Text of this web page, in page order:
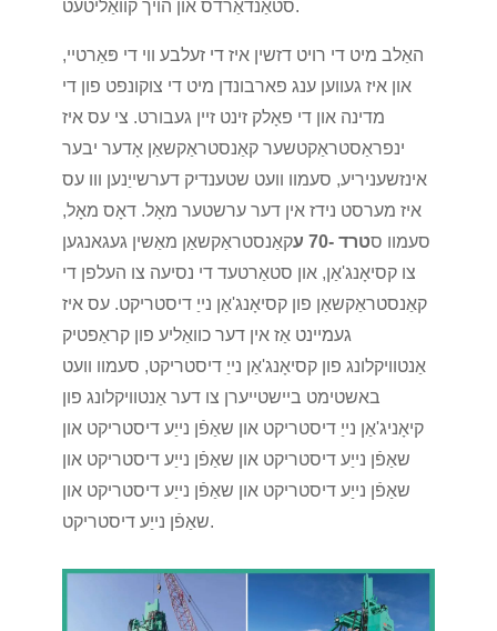
סטאַנדאַרדס און הויך קוואַליטעט.
האַלב מיט די רויט דזשין איז די זעלבע ווי די פּאַרטיי,
און איז געווען ענג פארבונדן מיט די צוקונפט פון די
מדינה און די פאָלק זינט זיין געבורט. צי עס איז
ינפראַסטראַקטשער קאַנסטראַקשאַן אָדער יבער
אינזשעניריע, סעמוו וועט שטענדיק דערשייַנען ווו עס
איז מערסט נידז אין דער ערשטער מאָל. דאָס מאָל,
סעמוו סטרד -70 ע
קאַנסטראַקשאַן מאַשין געגאנגען
צו קסיאָנג'אַן, און סטאַרטעד די נסיעה צו העלפן די
קאַנסטראַקשאַן פון קסיאָנג'אַן נייַ דיסטריקט. עס איז
געמיינט אַז אין דער כוואַליע פון ​​קראַפטיק
אַנטוויקלונג פון קסיאָנג'אַן נייַ דיסטריקט, סעמוו וועט
באשטימט ביישטייערן צו דער אַנטוויקלונג פון
קיאָניג'אַן נייַ דיסטריקט און שאַפֿן נייַע דיסטריקט און
שאַפֿן נייַע דיסטריקט און שאַפֿן נייַע דיסטריקט און
שאַפֿן נייַע דיסטריקט און שאַפֿן נייַע דיסטריקט און
שאַפֿן נייַע דיסטריקט.